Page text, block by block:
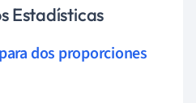
Estadísticas
dos proporciones